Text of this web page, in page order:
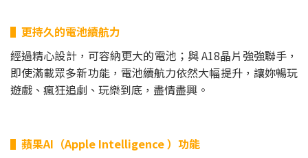
▌更持久的電池續航力
經過精心設計，可容納更大的電池；與 A18晶片強強聯手，
即使滿載眾多新功能，電池續航力依然大幅提升，讓妳暢玩
遊戲、瘋狂追劇、玩樂到底，盡情盡興。
▌蘋果AI（Apple Intelligence ）功能